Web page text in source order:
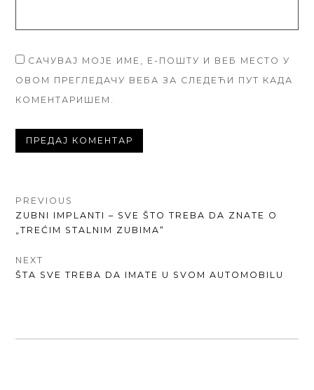
САЧУВАЈ МОЈЕ ИМЕ, Е-ПОШТУ И ВЕБ МЕСТО У
ОВОМ ПРЕГЛЕДАЧУ ВЕБА ЗА СЛЕДЕЋИ ПУТ КАДА
КОМЕНТАРИШЕМ.
КРЕТАЊЕ
ЧЛАНКА
PREVIOUS
PREVIOUS
POST:
ZUBNI IMPLANTI – SVE ŠTO TREBA DA ZNATE O
„TREĆIM STALNIM ZUBIMA“
NEXT
NEXT
ŠTA SVE TREBA DA IMATE U SVOM AUTOMOBILU